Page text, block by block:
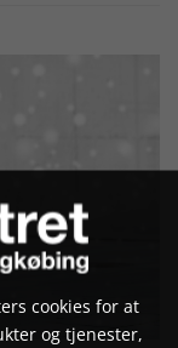
cookies for at
og tjenester,